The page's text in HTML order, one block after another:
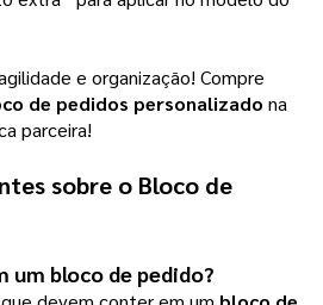
e organização! Compre
de pedidos personalizado na
parceira!
sobre o Bloco de
um bloco de pedido?